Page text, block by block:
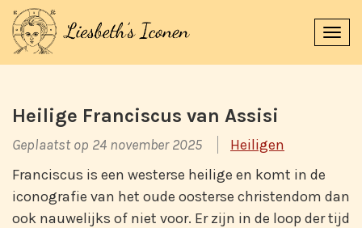
Heilige Franciscus van Assisi
Geplaatst op 24 november 2025
Heiligen
Franciscus is een westerse heilige en komt in de
iconografie van het oude oosterse christendom dan
ook nauwelijks of niet voor. Er zijn in de loop der tijd